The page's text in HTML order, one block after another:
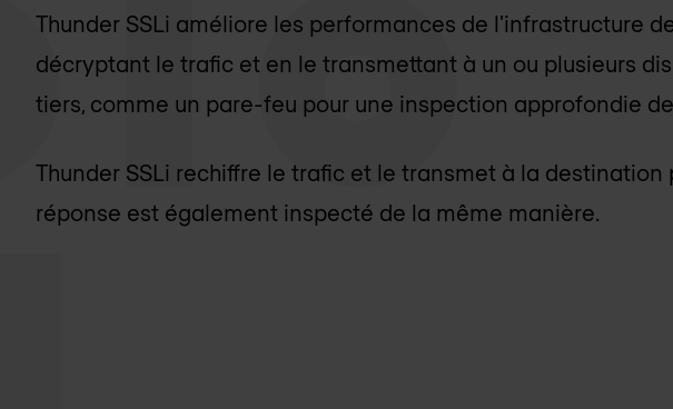
Thunder SSLi améliore les performances de l'infrastructure
décryptant le trafic et en le transmettant à un ou plusieurs
tiers, comme un pare-feu pour une inspection approfondie
Thunder SSLi rechiffre le trafic et le transmet à la destination
réponse est également inspecté de la même manière.